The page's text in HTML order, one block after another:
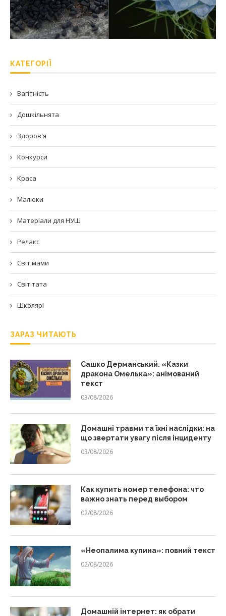
КАТЕГОРІЇ
Вагітність
Дошкільнята
Здоров'я
Конкурси
Краса
Малюки
Матеріали для НУШ
Релакс
Світ мами
Світ тата
Школярі
ЗАРАЗ ЧИТАЮТЬ
Сашко Дерманський. «Казки
дракона Омелька»: анімований
текст
03/08/2026
Домашні травми та їхні наслідки: на
що звертати увагу після інциденту
03/08/2026
Как купить номер телефона: что
важно знать перед выбором
02/08/2026
«Неопалима купина»: повний текст
02/08/2026
Домашній інтернет: як обрати